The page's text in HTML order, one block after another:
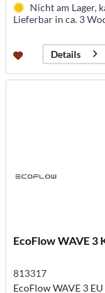
Nicht am Lager,
Lieferbar in ca. 3
Details
EcoFlow WAVE 3
813317
EcoFlow WAVE 3